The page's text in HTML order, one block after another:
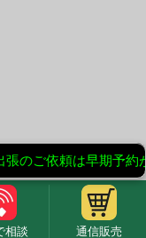
相談 通信販売
方針